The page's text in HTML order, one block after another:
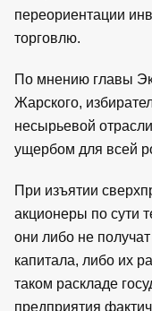
переориентации
торговлю.
По мнению главы
Жарского,
несырьевой
ущербом для всей
При изъятии
акционеры по сути
они либо не
капитала, либо их
таком раскладе
предприятия